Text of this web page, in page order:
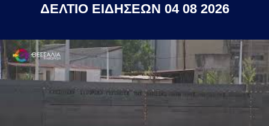
ΔΕΛΤΙΟ ΕΙΔΗΣΕΩΝ 04 08 2026